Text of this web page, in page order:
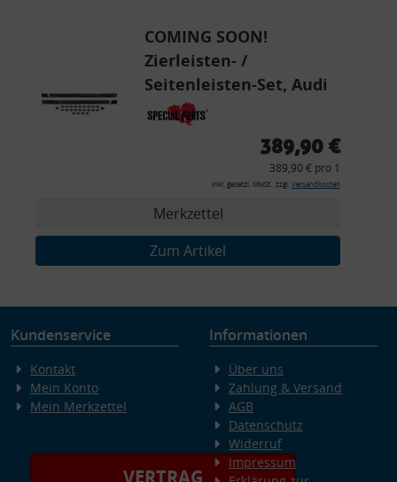
COMING SOON!
Zierleisten- /
Seitenleisten-Set, Audi
80 Cabrio, Coupe, S2, (6x
Zierleiste, 2x Kappe,
Montagewerkzeug)
389,90 €
389,90 € pro 1
inkl. gesetzl. MwSt., zzgl. Versandkosten
Merkzettel
Zum Artikel
Kundenservice
Kontakt
Mein Konto
Mein Merkzettel
VERTRAG
Informationen
Über uns
Zahlung & Versand
AGB
Datenschutz
Widerruf
Impressum